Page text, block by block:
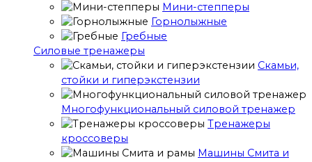
Мини-степперы
Горнолыжные
Гребные
Cиловые тренажеры
Скамьи,
стойки и гиперэкстензии
Многофункциональный силовой тренажер
Тренажеры
кроссоверы
Машины Смита и